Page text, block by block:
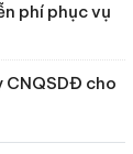
phí phục vụ
CNQSDĐ cho